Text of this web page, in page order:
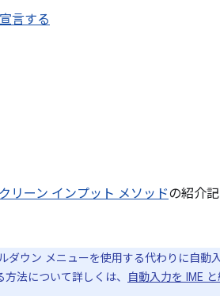
言する
リーン インプット メソッドの紹介
ダウン メニューを使用する代わりに自動
法について詳しくは、
自動入力を IME